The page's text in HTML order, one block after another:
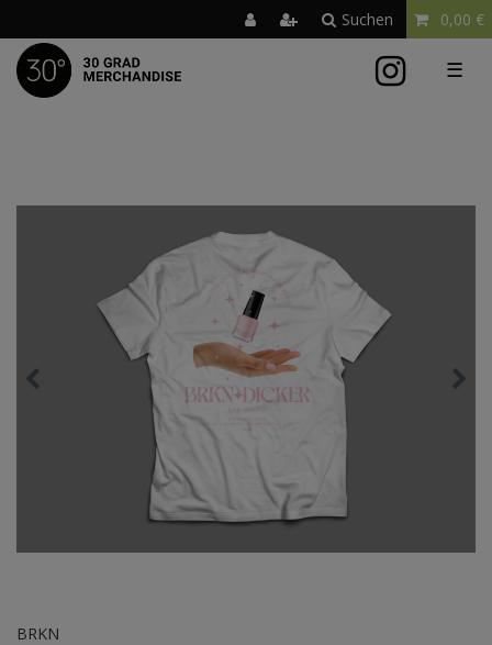
Suchen 0,00 €
☰
BRKN